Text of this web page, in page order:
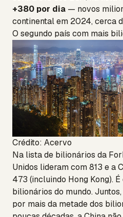
+380 por dia — novos
continental em 2024, cerca
O segundo país com mais
Crédito: Acervo
Na lista de bilionários da
Unidos lideram com 813 e a
473 (incluindo Hong Kong).
bilionários do mundo.
por mais da metade dos